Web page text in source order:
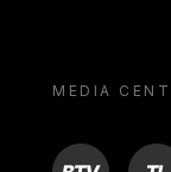
MEDIA
BTV TL